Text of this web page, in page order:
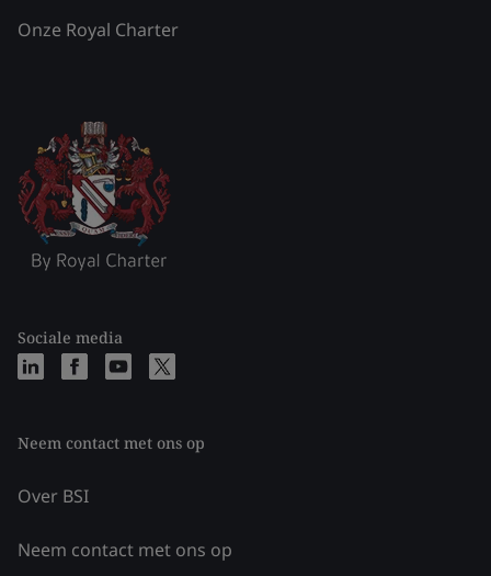
Onze Royal Charter
Sociale media
Neem contact met ons op
Over BSI
Neem contact met ons op